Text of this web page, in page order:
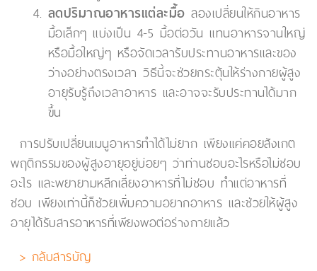
ลดปริมาณอาหารแต่ละมื้อ ลองเปลี่ยนให้กินอาหาร
มื้อเล็กๆ แบ่งเป็น 4-5 มื้อต่อวัน แทนอาหารจานใหญ่
หรือมื้อใหญ่ๆ หรือจัดเวลารับประทานอาหารและของ
ว่างอย่างตรงเวลา วิธีนี้จะช่วยกระตุ้นให้ร่างกายผู้สูง
อายุรับรู้ถึงเวลาอาหาร และอาจจะรับประทานได้มาก
ขึ้น
การปรับเปลี่ยนเมนูอาหารทำได้ไม่ยาก เพียงแค่คอยสังเกต
พฤติกรรมของผู้สูงอายุอยู่บ่อยๆ ว่าท่านชอบอะไรหรือไม่ชอบ
อะไร และพยายามหลีกเลี่ยงอาหารที่ไม่ชอบ ทำแต่อาหารที่
ชอบ เพียงเท่านี้ก็ช่วยเพิ่มความอยากอาหาร และช่วยให้ผู้สูง
อายุได้รับสารอาหารที่เพียงพอต่อร่างกายแล้ว
> กลับสารบัญ